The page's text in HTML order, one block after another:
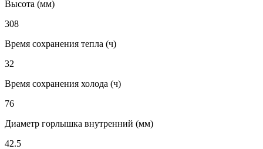
Высота (мм)
308
Время сохранения тепла (ч)
32
Время сохранения холода (ч)
76
Диаметр горлышка внутренний (мм)
42.5